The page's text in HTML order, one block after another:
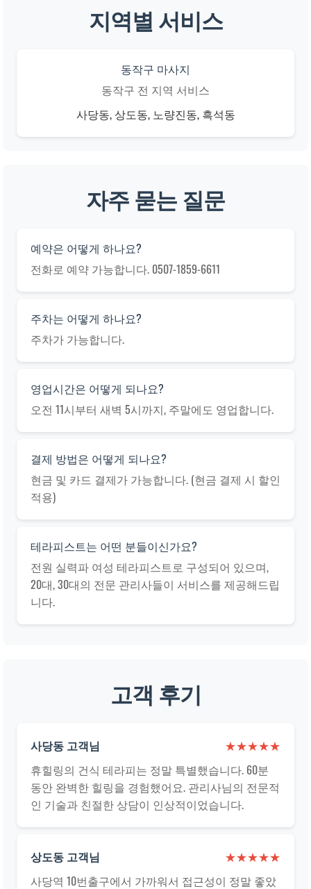
지역별 서비스
동작구 마사지
동작구 전 지역 서비스
사당동, 상도동, 노량진동, 흑석동
자주 묻는 질문
예약은 어떻게 하나요?
전화로 예약 가능합니다. 0507-1859-6611
주차는 어떻게 하나요?
주차가 가능합니다.
영업시간은 어떻게 되나요?
오전 11시부터 새벽 5시까지, 주말에도 영업합니다.
결제 방법은 어떻게 되나요?
현금 및 카드 결제가 가능합니다. (현금 결제 시 할인
적용)
테라피스트는 어떤 분들이신가요?
전원 실력파 여성 테라피스트로 구성되어 있으며,
20대, 30대의 전문 관리사들이 서비스를 제공해드립
니다.
고객 후기
사당동 고객님
★★★★★
휴힐링의 건식 테라피는 정말 특별했습니다. 60분
동안 완벽한 힐링을 경험했어요. 관리사님의 전문적
인 기술과 친절한 상담이 인상적이었습니다.
상도동 고객님
★★★★★
사당역 10번출구에서 가까워서 접근성이 정말 좋았